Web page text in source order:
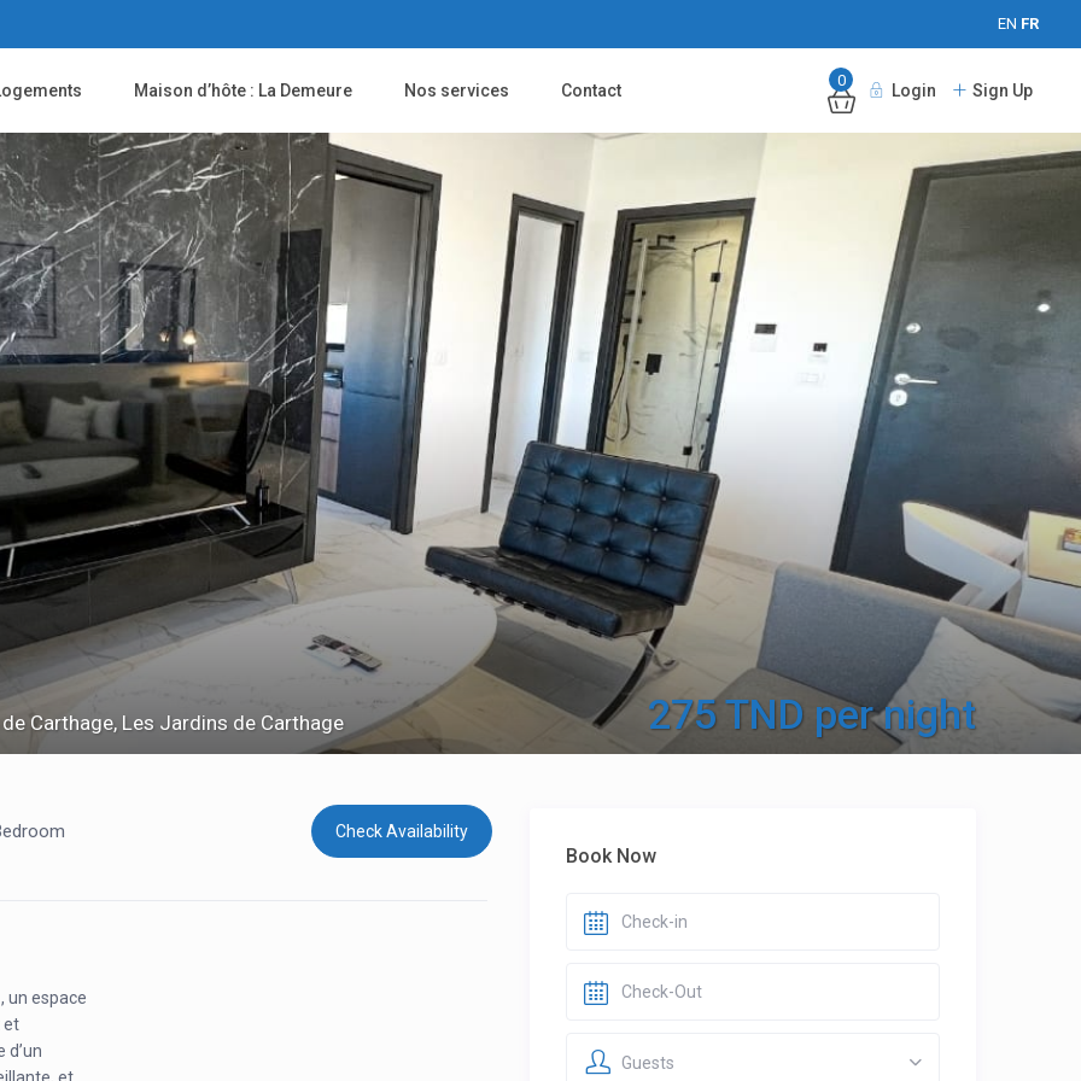
EN FR
Maison d’hôte : La Demeure Nos services Contact
0
Login Sign Up
Carthage, Les Jardins de Carthage 275 TND per night
Check Availability
un espace
et
Book Now
Guests